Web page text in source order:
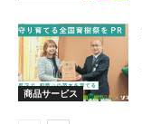
商品サービス